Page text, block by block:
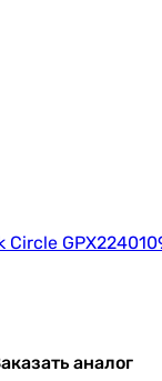
Circle
аналог